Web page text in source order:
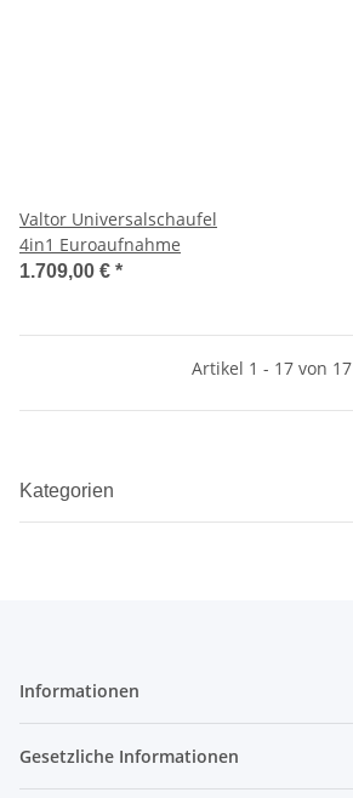
Valtor Universalschaufel
4in1 Euroaufnahme
1.709,00 € *
Artikel 1 - 17 von 17
Kategorien
Informationen
Gesetzliche Informationen